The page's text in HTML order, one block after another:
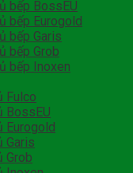
bếp BossEU
bếp Eurogold
bếp Garis
bếp Grob
bếp Inoxen
Fulco
BossEU
Eurogold
Garis
Grob